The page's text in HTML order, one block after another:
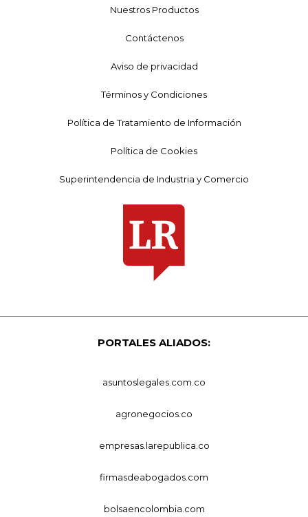
Nuestros Productos
Contáctenos
Aviso de privacidad
Términos y Condiciones
Política de Tratamiento de Información
Política de Cookies
Superintendencia de Industria y Comercio
PORTALES ALIADOS:
asuntoslegales.com.co
agronegocios.co
empresas.larepublica.co
firmasdeabogados.com
bolsaencolombia.com